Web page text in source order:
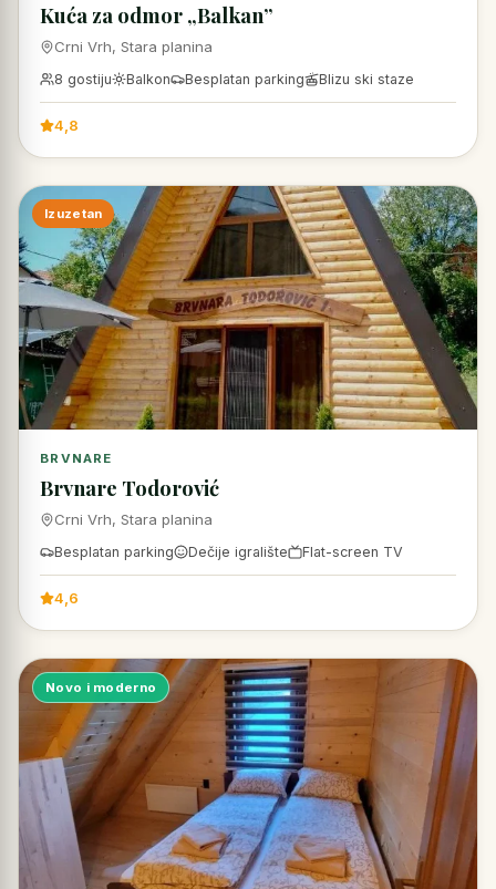
Kuća za odmor „Balkan”
Crni Vrh, Stara planina
8 gostiju Balkon Besplatan parking Blizu ski staze
4,8
Izuzetan
BRVNARE
Brvnare Todorović
Crni Vrh, Stara planina
Besplatan parking Dečije igralište Flat-screen TV
4,6
Novo i moderno